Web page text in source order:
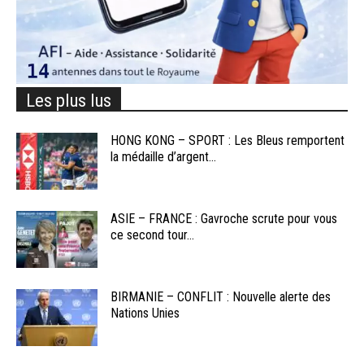
Les plus lus
HONG KONG – SPORT : Les Bleus remportent
la médaille d’argent...
ASIE – FRANCE : Gavroche scrute pour vous
ce second tour...
BIRMANIE – CONFLIT : Nouvelle alerte des
Nations Unies